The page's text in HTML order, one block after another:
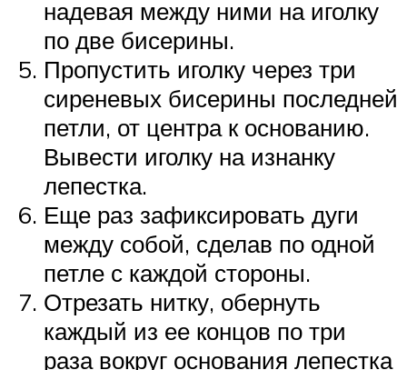
надевая между ними на иголку
по две бисерины.
Пропустить иголку через три
сиреневых бисерины последней
петли, от центра к основанию.
Вывести иголку на изнанку
лепестка.
Еще раз зафиксировать дуги
между собой, сделав по одной
петле с каждой стороны.
Отрезать нитку, обернуть
каждый из ее концов по три
раза вокруг основания лепестка